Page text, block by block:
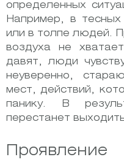
определенных
Например, в
или в толпе людей.
воздуха не
давят, люди
неуверенно,
мест, действий,
панику. В
перестанет
Проявление